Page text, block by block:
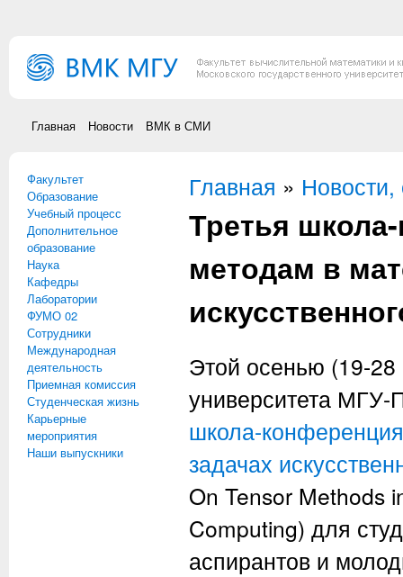
Главная Новости ВМК в СМИ
Факультет
Образование
Учебный процесс
Дополнительное
образование
Наука
Кафедры
Лаборатории
ФУМО 02
Сотрудники
Международная
деятельность
Приемная комиссия
Студенческая жизнь
Карьерные
мероприятия
Наши выпускники
Вы здесь
Главная »
Третья
методам в
Этой осенью (19-28
университета
школа-
задачах
On Tensor Methods
Computing) для
аспирантов и